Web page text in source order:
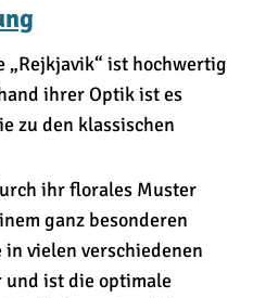
„Rejkjavik“ ist hochwertig
ihrer Optik ist es
zu den klassischen
ihr florales Muster
ganz besonderen
vielen verschiedenen
und ist die optimale